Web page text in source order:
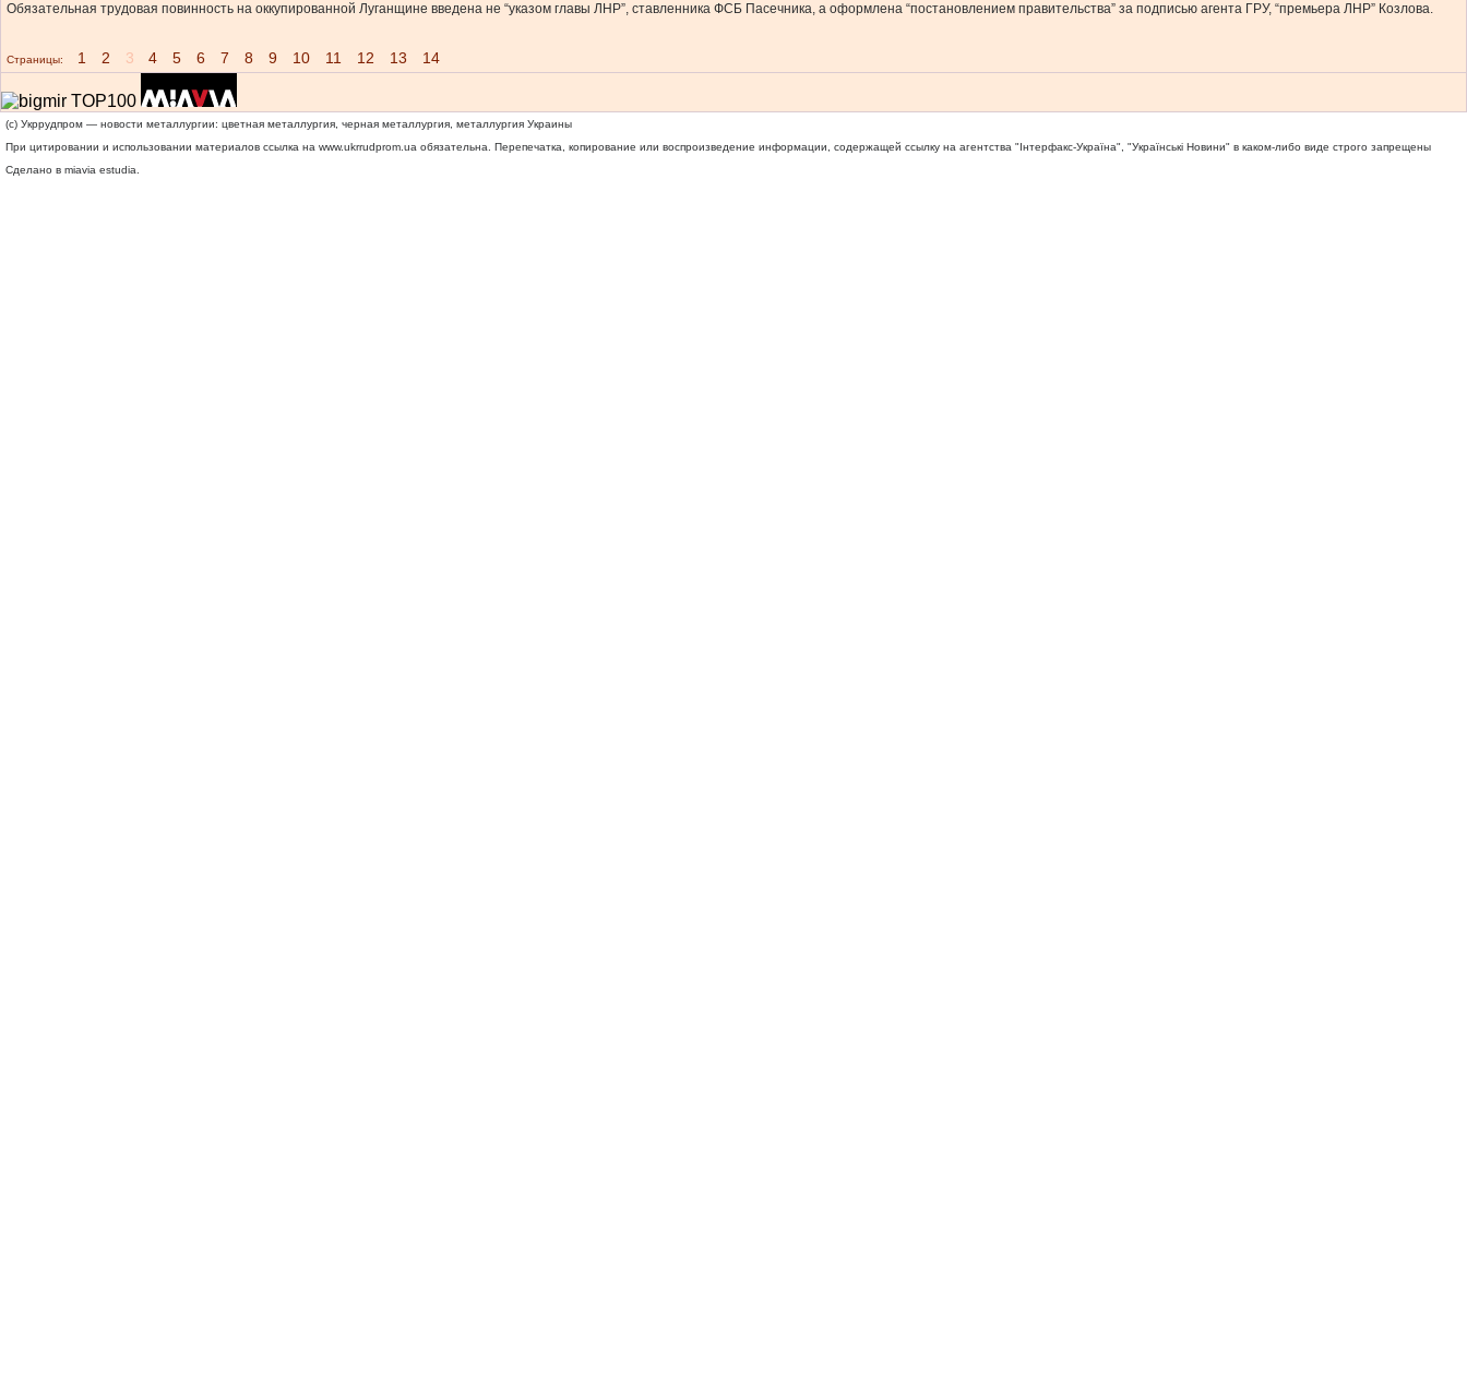
Обязательная трудовая повинность на оккупированной Луганщине введена не “указом главы ЛНР”, ставленника ФСБ Пасечника, а оформлена “постановлением правительства” за подписью агента ГРУ, “премьера ЛНР” Козлова.
Страницы: 1 2 3 4 5 6 7 8 9 10 11 12 13 14
(c) Укррудпром — новости металлургии: цветная металлургия, черная металлургия, металлургия Украины
При цитировании и использовании материалов ссылка на www.ukrrudprom.ua обязательна. Перепечатка, копирование или воспроизведение информации, содержащей ссылку на агентства "Iнтерфакс-Україна", "Українськi Новини" в каком-либо виде строго запрещены
Сделано в miavia estudia.